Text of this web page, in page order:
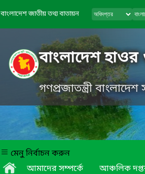
বাংলাদেশ জাতীয় তথ্য বাতায়ন
বাংলাদেশ
গণপ্রজাতন্ত্রী
মেনু নির্বাচন করুন
আমাদের সম্পর্কে
আঞ্চলিক